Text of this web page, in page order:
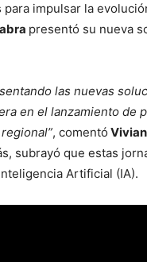
impulsar la
presentó su nueva
las nuevas
en el lanzamiento de
, comentó
subrayó que estas
Artificial (IA).